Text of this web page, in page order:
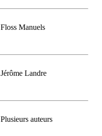
Floss Manuels
Jérôme Landre
Plusieurs auteurs